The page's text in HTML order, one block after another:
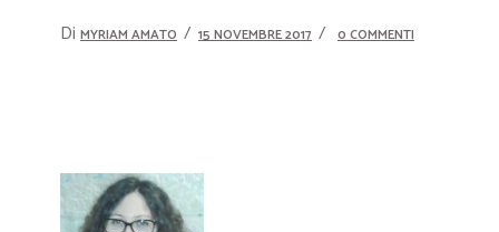
Di MYRIAM AMATO 15 NOVEMBRE 2017 0 COMMENTI